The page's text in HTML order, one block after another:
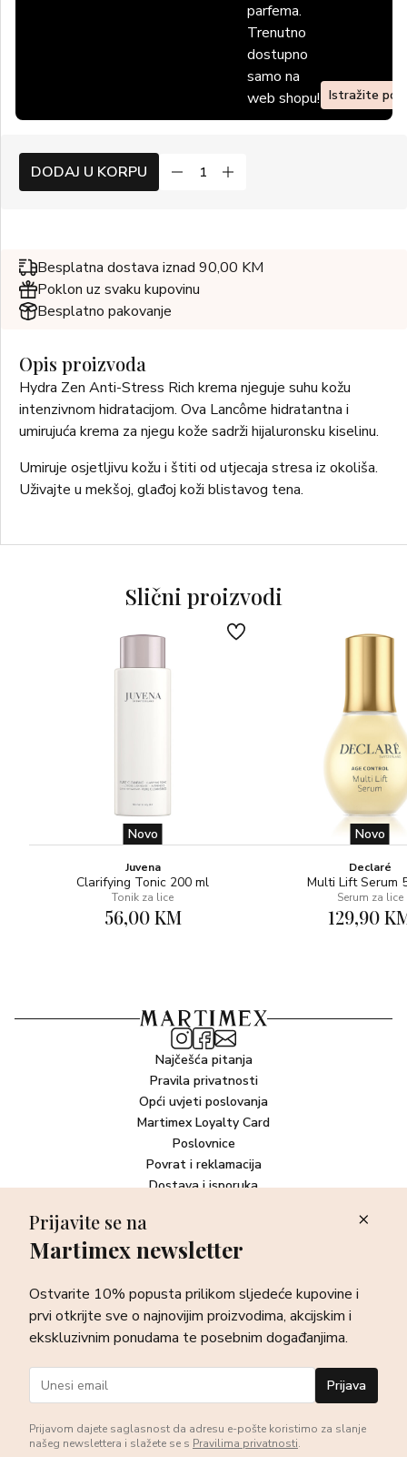
parfema.
Trenutno
dostupno
samo na
web shopu! Istražite
DODAJ U KORPU
Besplatna dostava iznad 90,00 KM
Poklon uz svaku kupovinu
Besplatno pakovanje
Opis proizvoda
Hydra Zen Anti-Stress Rich krema njeguje suhu kožu
intenzivnom hidratacijom. Ova Lancôme hidratantna i
umirujuća krema za njegu kože sadrži hijaluronsku kiselinu.
Umiruje osjetljivu kožu i štiti od utjecaja stresa iz okoliša.
Uživajte u mekšoj, glađoj koži blistavog tena.
Slični proizvodi
Novo
Juvena
Clarifying Tonic 200 ml
Tonik za lice
56,00 KM
Novo
Declaré
Multi Lift Serum
Serum za lice
129,90
Najčešća pitanja
Pravila privatnosti
Opći uvjeti poslovanja
Martimex Loyalty Card
Poslovnice
Povrat i reklamacija
Dostava i isporuka
Newsletter
sve o najnovijim proizvodima, akcijskim i ekskluzivnim
ponudama te posebnim događanjima.
Prijava
©Martimex 2026
Prijavite se na
Martimex newsletter
Ostvarite 10% popusta prilikom sljedeće kupovine i
prvi otkrijte sve o najnovijim proizvodima, akcijskim i
ekskluzivnim ponudama te posebnim događanjima.
Prijava
Prijavom dajete saglasnost da adresu e-pošte koristimo za slanje
našeg newslettera i slažete se s Pravilima privatnosti.